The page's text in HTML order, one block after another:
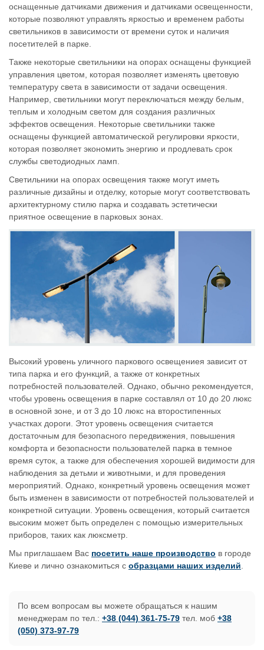
оснащенные датчиками движения и датчиками освещенности,
которые позволяют управлять яркостью и временем работы
светильников в зависимости от времени суток и наличия
посетителей в парке.
Также некоторые светильники на опорах оснащены функцией
управления цветом, которая позволяет изменять цветовую
температуру света в зависимости от задачи освещения.
Например, светильники могут переключаться между белым,
теплым и холодным светом для создания различных
эффектов освещения. Некоторые светильники также
оснащены функцией автоматической регулировки яркости,
которая позволяет экономить энергию и продлевать срок
службы светодиодных ламп.
Светильники на опорах освещения также могут иметь
различные дизайны и отделку, которые могут соответствовать
архитектурному стилю парка и создавать эстетически
приятное освещение в парковых зонах.
Высокий уровень уличного паркового освещениея зависит от
типа парка и его функций, а также от конкретных
потребностей пользователей. Однако, обычно рекомендуется,
чтобы уровень освещения в парке составлял от 10 до 20 люкс
в основной зоне, и от 3 до 10 люкс на второстипенных
участках дороги. Этот уровень освещения считается
достаточным для безопасного передвижения, повышения
комфорта и безопасности пользователей парка в темное
время суток, а также для обеспечения хорошей видимости для
наблюдения за детьми и животными, и для проведения
мероприятий. Однако, конкретный уровень освещения может
быть изменен в зависимости от потребностей пользователей и
конкретной ситуации. Уровень освещения, который считается
высоким может быть определен с помощью измерительных
приборов, таких как люксметр.
Мы приглашаем Вас посетить наше производство в городе
Киеве и лично ознакомиться с образцами наших изделий
По всем вопросам вы можете обращаться к нашим
менеджерам по тел.: +38 (044) 361-75-79 тел. моб +38
(050) 373-97-79